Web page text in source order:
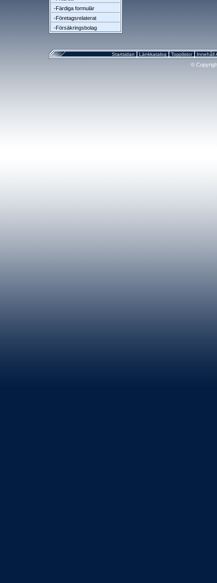
-Färdiga formulär
-Företagsrelaterat
-Försäkringsbolag
Startsidan Länkkatalog Topplistor| Innehåll
©